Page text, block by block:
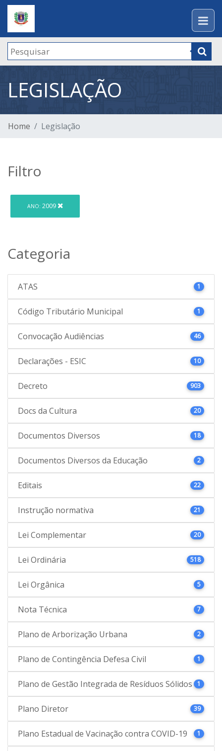
LEGISLAÇÃO
Home Legislação
Filtro
ANO: 2009
Categoria
ATAS 1
Código Tributário Municipal 1
Convocação Audiências 46
Declarações - ESIC 10
Decreto 903
Docs da Cultura 20
Documentos Diversos 18
Documentos Diversos da Educação 2
Editais 22
Instrução normativa 21
Lei Complementar 20
Lei Ordinária 518
Lei Orgânica 5
Nota Técnica 7
Plano de Arborização Urbana 2
Plano de Contingência Defesa Civil 1
Plano de Gestão Integrada de Resíduos Sólidos 1
Plano Diretor 39
Plano Estadual de Vacinação contra COVID-19 1